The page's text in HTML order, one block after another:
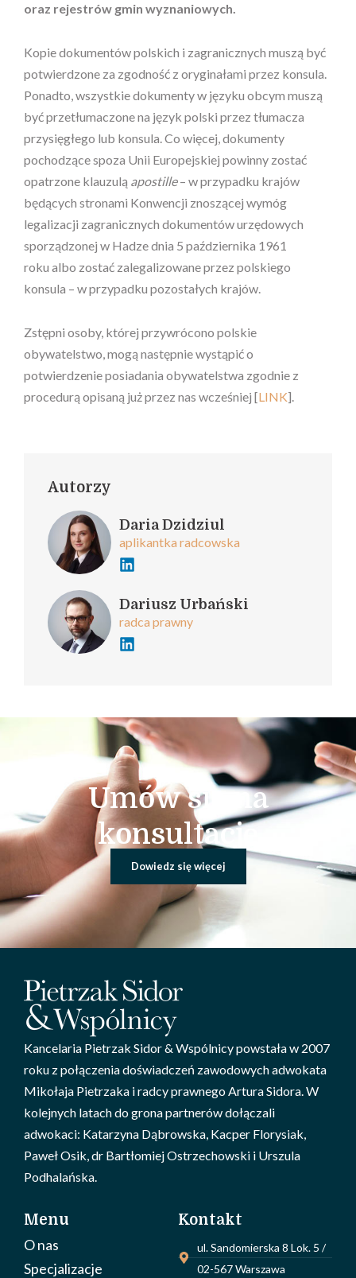
Autorzy
Daria Dzidziul
aplikantka radcowska
Dariusz Urbański
radca prawny
oraz rejestrów gmin wyznaniowych.
Kopie dokumentów polskich i zagranicznych muszą być
potwierdzone za zgodność z oryginałami przez konsula.
Ponadto, wszystkie dokumenty w języku obcym muszą
być przetłumaczone na język polski przez tłumacza
przysięgłego lub konsula. Co więcej, dokumenty
pochodzące spoza Unii Europejskiej powinny zostać
opatrzone klauzulą apostille– w przypadku krajów
będących stronami Konwencji znoszącej wymóg
legalizacji zagranicznych dokumentów urzędowych
sporządzonej w Hadze dnia 5 października 1961
roku albo zostać zalegalizowane przez polskiego
konsula – w przypadku pozostałych krajów.
Zstępni osoby, której przywrócono polskie
obywatelstwo, mogą następnie wystąpić o
potwierdzenie posiadania obywatelstwa zgodnie z
procedurą opisaną już przez nas wcześniej [LINK].
Umów się na
konsultację
Dowiedz się więcej
Kancelaria Pietrzak Sidor & Wspólnicy powstała w 2007
roku z połączenia doświadczeń zawodowych adwokata
Mikołaja Pietrzaka i radcy prawnego Artura Sidora. W
kolejnych latach do grona partnerów dołączali
adwokaci: Katarzyna Dąbrowska, Kacper Florysiak,
Paweł Osik, dr Bartłomiej Ostrzechowski i Urszula
Podhalańska.
Menu
O nas
Specjalizacje
Kontakt
ul. Sandomierska 8 Lok. 5 /
02-567 Warszawa